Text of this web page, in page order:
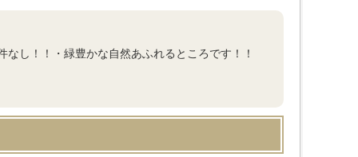
し！！・緑豊かな自然あふれるところです！！